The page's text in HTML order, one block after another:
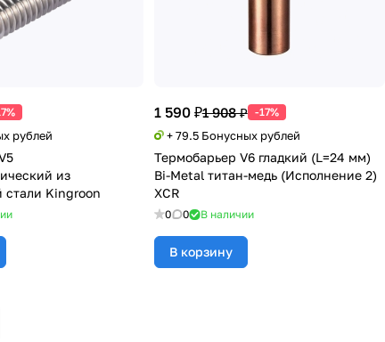
рублей
из
Kingroon
1 590 ₽1 908 ₽ -17%
+ 79.5 Бонусных рублей
Термобарьер V6 гладкий (L=24 мм)
Bi-Metal титан-медь (Исполнение 2)
XCR
0 0 В наличии
В корзину